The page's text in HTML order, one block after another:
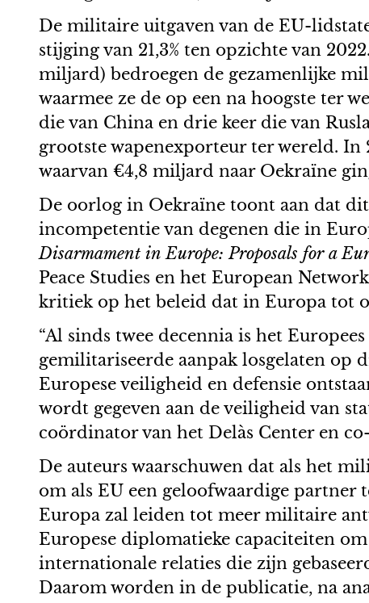
De militaire uitgaven van de EU-
stijging van 21,3% ten opzichte van
miljard) bedroegen de gezamenlijke
waarmee ze de op een na hoogste ter
die van China en drie keer die van
grootste wapenexporteur ter wereld.
waarvan €4,8 miljard naar Oekraïne
De oorlog in Oekraïne toont aan dat
incompetentie van degenen die in
Disarmament in Europe: Proposals for a
Peace Studies en het European
kritiek op het beleid dat in Europa tot
“Al sinds twee decennia is het
gemilitariseerde aanpak losgelaten op
Europese veiligheid en defensie
wordt gegeven aan de veiligheid van
coördinator van het Delàs Center en
De auteurs waarschuwen dat als het
om als EU een geloofwaardige partner
Europa zal leiden tot meer militaire
Europese diplomatieke capaciteiten
internationale relaties die zijn
Daarom worden in de publicatie, na